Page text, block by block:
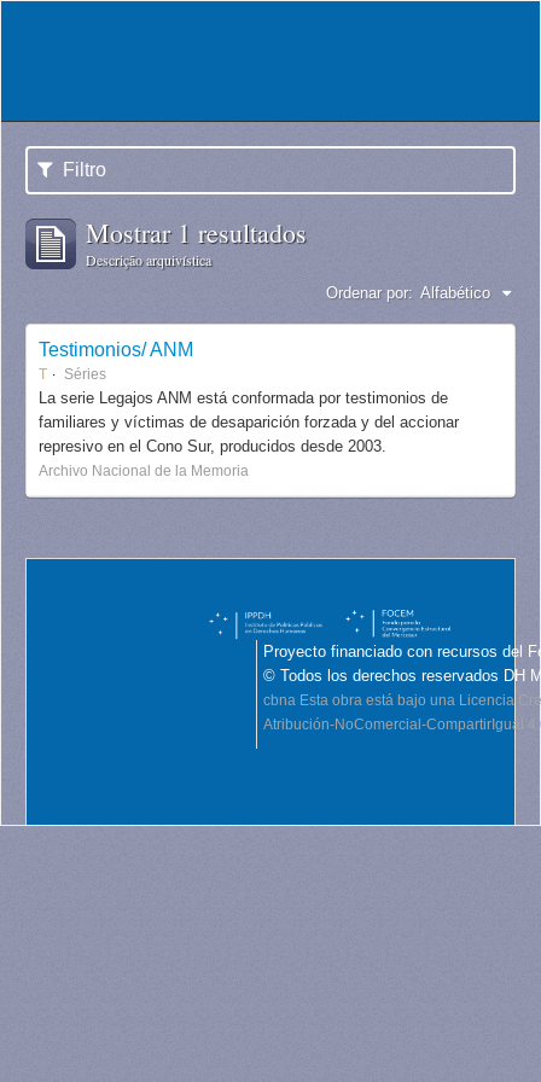
Filtro
Mostrar 1 resultados
Descrição arquivística
Ordenar por: Alfabético
Testimonios/ ANM
T Séries
La serie Legajos ANM está conformada por testimonios de
familiares y víctimas de desaparición forzada y del accionar
represivo en el Cono Sur, producidos desde 2003.
Archivo Nacional de la Memoria
Proyecto financiado con recursos del
© Todos los derechos reservados DH
cbna Esta obra está bajo una Licencia
Atribución-NoComercial-CompartirIgual